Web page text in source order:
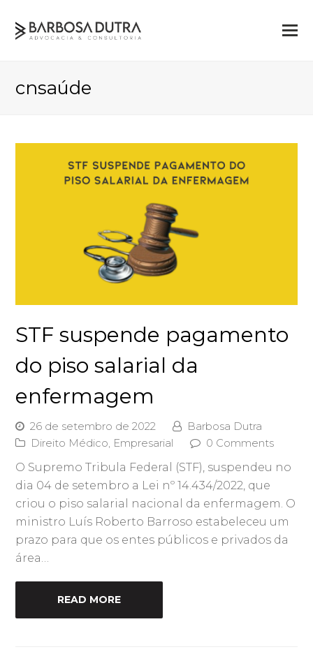
cnsaúde
STF suspende pagamento
do piso salarial da
enfermagem
26 de setembro de 2022
Barbosa Dutra
Direito Médico, Empresarial 0 Comments
O Supremo Tribula Federal (STF), suspendeu no
dia 04 de setembro a Lei nº 14.434/2022, que
criou o piso salarial nacional da enfermagem. O
ministro Luís Roberto Barroso estabeleceu um
prazo para que os entes públicos e privados da
área…
READ MORE